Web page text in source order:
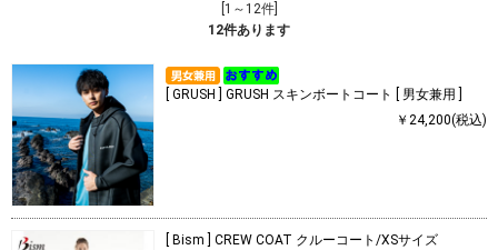
[1～12件]
12件あります
[ GRUSH ] GRUSH スキンボートコート [ 男女兼用 ]
￥24,200(税込)
[ Bism ] CREW COAT クルーコート/XSサイズ